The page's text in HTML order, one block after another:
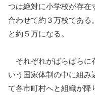
つは絶対に小学校が存在
合わせて約３万校である
と約５万になる。
それぞれがばらばらに
いう国家体制の中に組
て各市町村へと組織が降